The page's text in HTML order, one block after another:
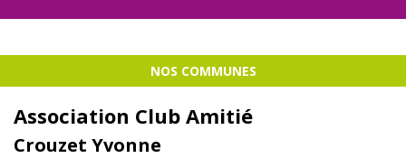
NOS COMMUNES
Association Club Amitié
Crouzet Yvonne